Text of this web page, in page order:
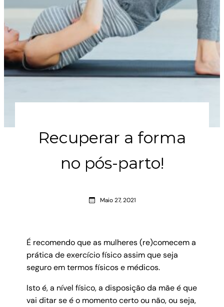
Recuperar a forma
no pós-parto!
Maio 27, 2021
É recomendo que as mulheres (re)comecem a
prática de exercício físico assim que seja
seguro em termos físicos e médicos.
Isto é, a nível físico, a disposição da mãe é que
vai ditar se é o momento certo ou não, ou seja,